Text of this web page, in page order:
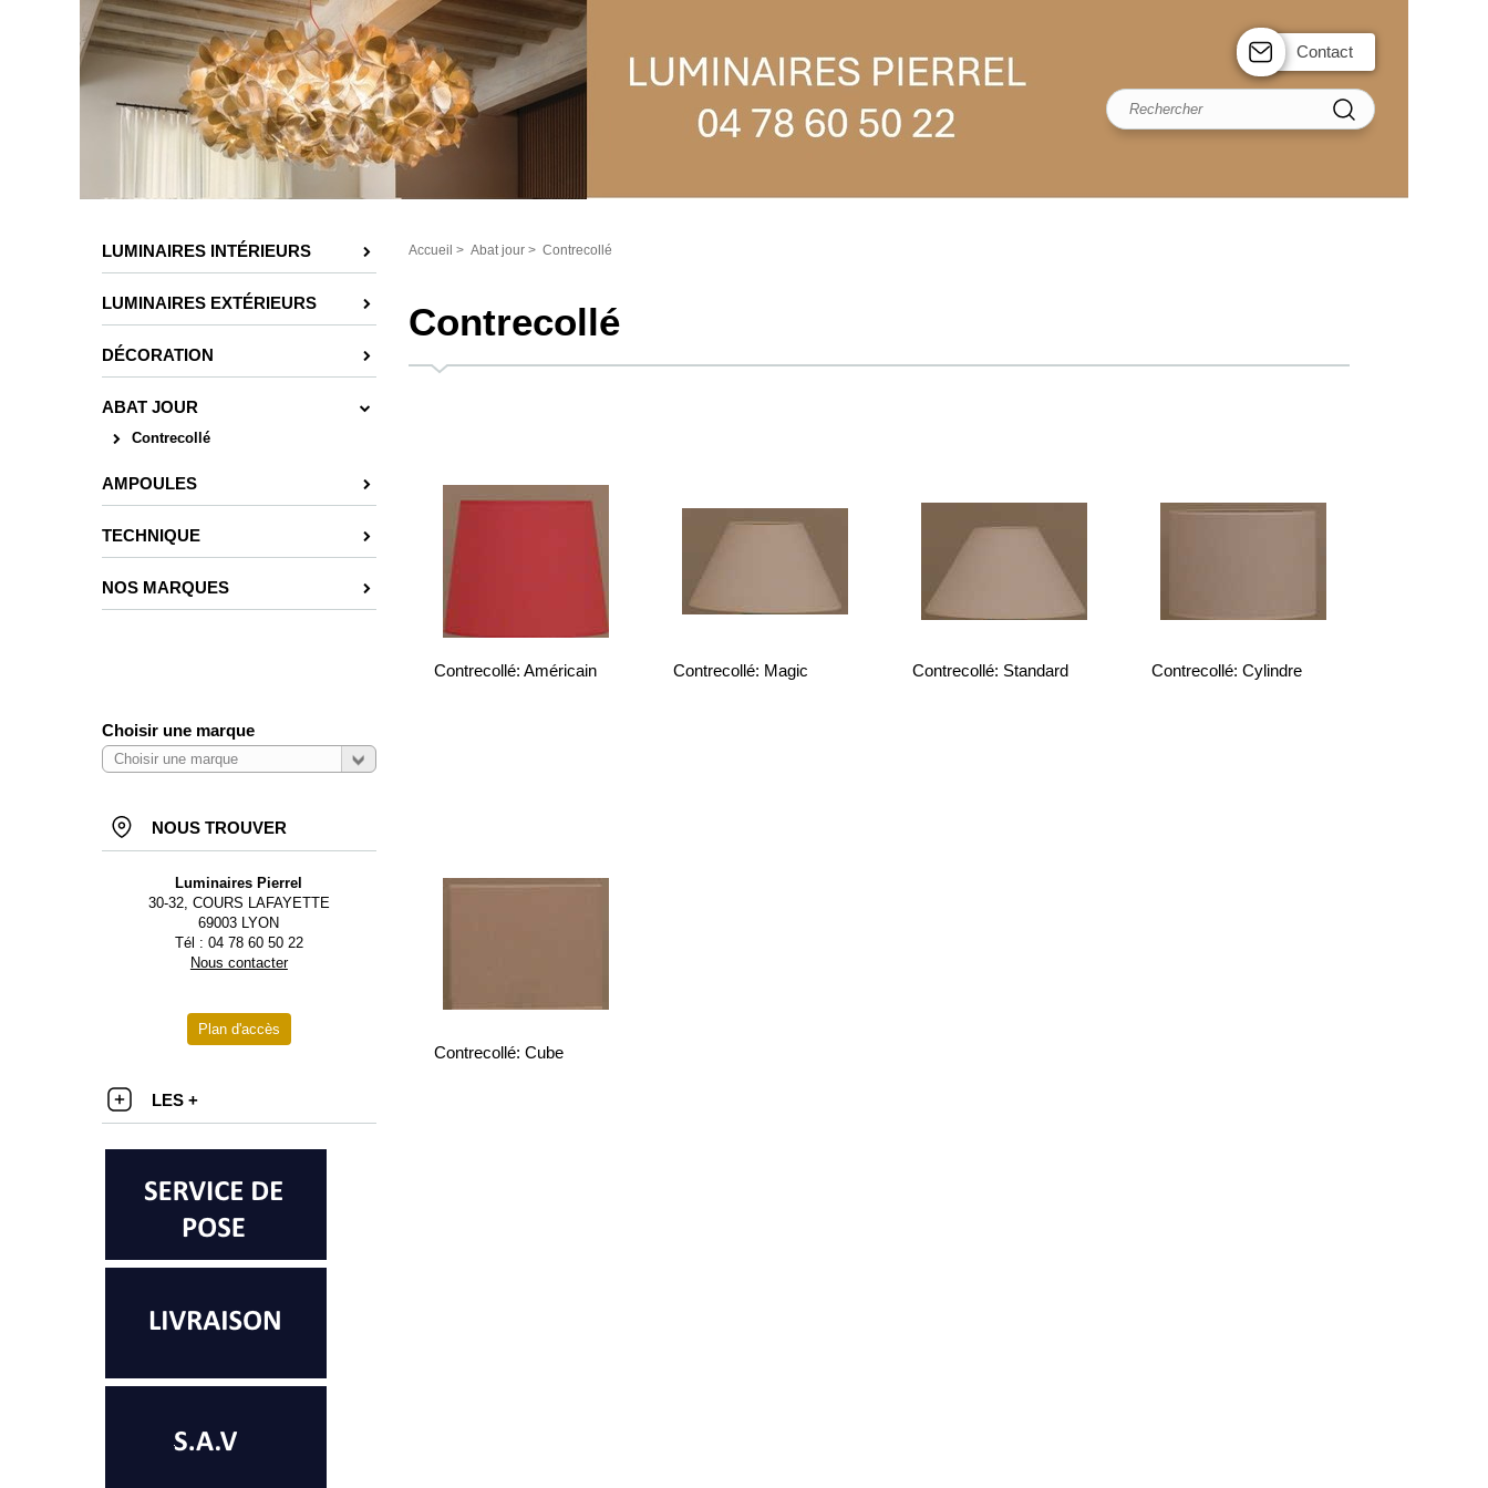
Contact
LUMINAIRES INTÉRIEURS
LUMINAIRES EXTÉRIEURS
DÉCORATION
ABAT JOUR
Contrecollé
AMPOULES
TECHNIQUE
NOS MARQUES
Choisir une marque
NOUS TROUVER
Luminaires Pierrel
30-32, COURS LAFAYETTE
69003 LYON
Tél : 04 78 60 50 22
Nous contacter
Plan d'accès
LES +
Accueil > Abat jour> Contrecollé
Contrecollé
Contrecollé: Américain Contrecollé: Magic Contrecollé: Standard Contrecollé: Cylindre
Contrecollé: Cube